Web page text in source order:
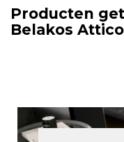
Producten
Belakos